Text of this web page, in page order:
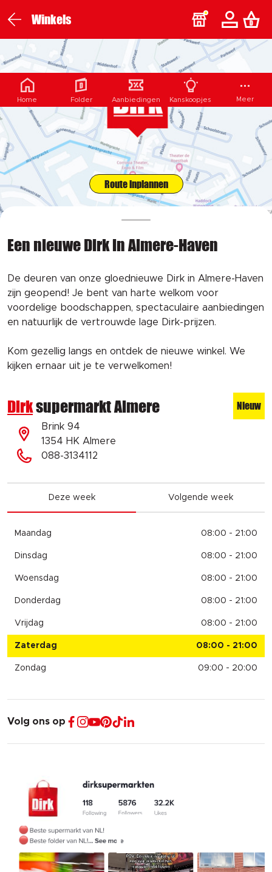
Winkels
Route inplannen
Dirksupermarkt Almere Nieuw
Brink 94
1354 HK Almere
088-3134112
Deze week Volgende week
Maandag 08:00 - 21:00
Dinsdag 08:00 - 21:00
Woensdag 08:00 - 21:00
Donderdag 08:00 - 21:00
Vrijdag 08:00 - 21:00
Zaterdag 08:00 - 21:00
Zondag 09:00 - 20:00
Volg ons op
Een nieuwe Dirk in Almere-Haven
De deuren van onze gloednieuwe Dirk in Almere-Haven
zijn geopend! Je bent van harte welkom voor
voordelige boodschappen, spectaculaire aanbiedingen
en natuurlijk de vertrouwde lage Dirk-prijzen.
Kom gezellig langs en ontdek de nieuwe winkel. We
kijken ernaar uit je te verwelkomen!
Home Folder Aanbiedingen Kanskoopjes Meer